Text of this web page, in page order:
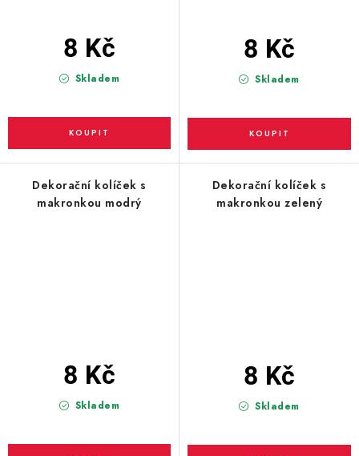
Skladem
8 Kč
Skladem
8 Kč
Dekorační kolíček s
makronkou modrý
Skladem
8 Kč
Dekorační kolíček s
makronkou zelený
Skladem
8 Kč